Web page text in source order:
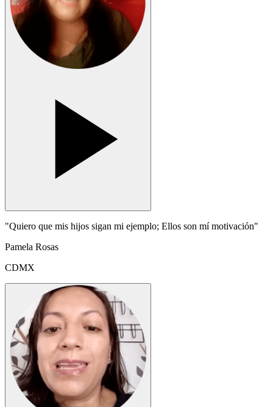
"Quiero que mis hijos sigan mi ejemplo; Ellos son mí motivación"
Pamela Rosas
CDMX